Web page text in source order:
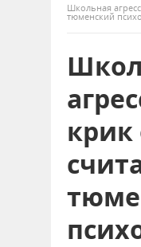
Школьная
тюменский